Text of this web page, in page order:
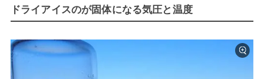
ドライアイスのが固体になる気圧と温度